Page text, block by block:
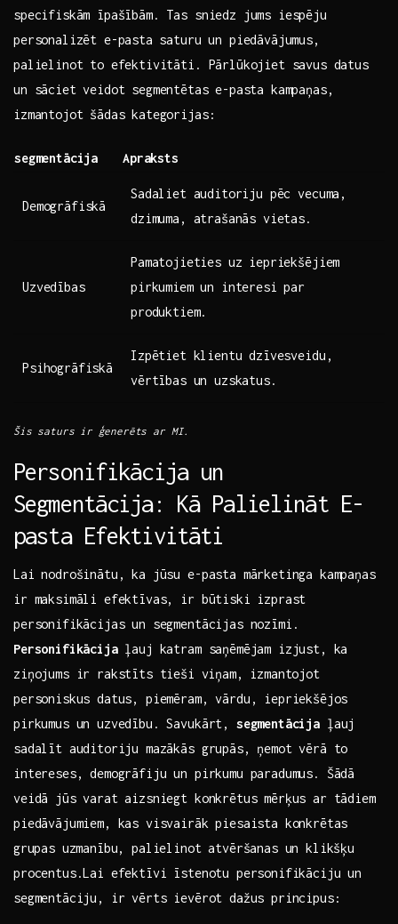
specifiskām īpašībām. Tas‍ sniedz jums iespēju
personalizēt e-pasta ⁤saturu un piedāvājumus,
palielinot to efektivitāti. Pārlūkojiet savus datus⁤
un sāciet veidot segmentētas⁣ e-pasta kampaņas,
izmantojot šādas kategorijas:
segmentācija Apraksts
Demogrāfiskā
Sadaliet auditoriju pēc vecuma,
dzimuma, atrašanās vietas.
Uzvedības
Pamatojieties uz iepriekšējiem
pirkumiem un interesi par
produktiem.
Psihogrāfiskā
Izpētiet klientu dzīvesveidu,
vērtības un uzskatus.
Šis saturs ir⁣ ģenerēts ar MI.
Personifikācija un
Segmentācija: Kā Palielināt‍ E-
pasta Efektivitāti
Lai nodrošinātu, ka ‌jūsu e-pasta mārketinga kampaņas
ir maksimāli efektīvas, ir būtiski izprast
personifikācijas un segmentācijas nozīmi.
Personifikācijaļauj katram saņēmējam izjust, ka
ziņojums ir rakstīts tieši ⁣viņam, ‍izmantojot
personiskus datus, piemēram, vārdu, iepriekšējos
pirkumus un uzvedību. Savukārt, segmentācijaļauj
sadalīt auditoriju mazākās‍ grupās, ņemot vērā to
intereses, demogrāfiju un pirkumu paradumus. Šādā
veidā jūs varat aizsniegt konkrētus mērķus ar tādiem
piedāvājumiem, kas visvairāk piesaista konkrētas
⁤grupas uzmanību, palielinot atvēršanas un klikšķu
procentus.Lai efektīvi īstenotu personifikāciju⁤ un
segmentāciju,‍ ir vērts ievērot dažus principus: